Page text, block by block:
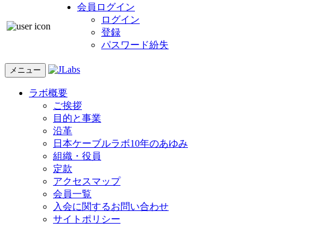
会員ログイン
ログイン
登録
パスワード紛失
メニュー
ラボ概要
ご挨拶
目的と事業
沿革
日本ケーブルラボ10年のあゆみ
組織・役員
定款
アクセスマップ
会員一覧
入会に関するお問い合わせ
サイトポリシー